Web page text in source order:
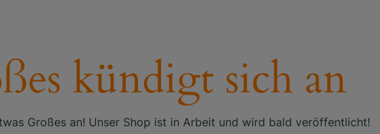
kündigt sich an
Großes an! Unser Shop ist in Arbeit und wird bald veröffentlicht!